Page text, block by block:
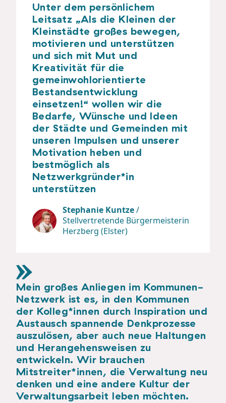
Unter dem persönlichem
Leitsatz „Als die Kleinen der
Kleinstädte großes bewegen,
motivieren und unterstützen
und sich mit Mut und
Kreativität für die
gemeinwohlorientierte
Bestandsentwicklung
einsetzen!“ wollen wir die
Bedarfe, Wünsche und Ideen
der Städte und Gemeinden mit
unseren Impulsen und unserer
Motivation heben und
bestmöglich als
Netzwerkgründer*in
unterstützen
Stephanie Kuntze/
Stellvertretende Bürgermeisterin
Herzberg (Elster)
Mein großes Anliegen im Kommunen-
Netzwerk ist es, in den Kommunen
der Kolleg*innen durch Inspiration und
Austausch spannende Denkprozesse
auszulösen, aber auch neue Haltungen
und Herangehensweisen zu
entwickeln. Wir brauchen
Mitstreiter*innen, die Verwaltung neu
denken und eine andere Kultur der
Verwaltungsarbeit leben möchten.